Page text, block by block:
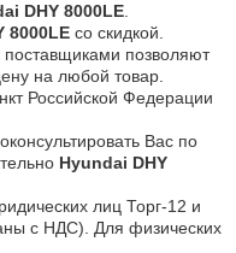
DHY 8000LE.
8000LE со скидкой.
позволяют
на любой товар.
Российской Федерации
Вас по
Hyundai DHY
лиц Торг-12 и
с НДС). Для физических